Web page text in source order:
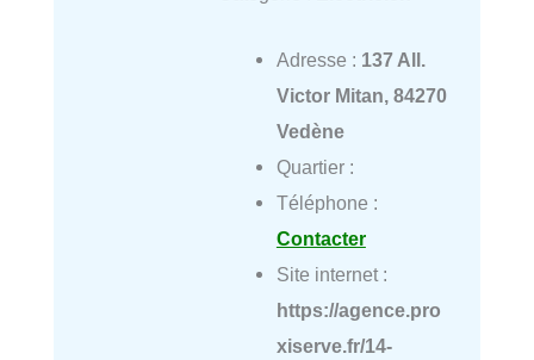
Adresse : 137 All.
Victor Mitan, 84270
Vedène
Quartier :
Téléphone :
Contacter
Site internet :
https://agence.pro
xiserve.fr/14-